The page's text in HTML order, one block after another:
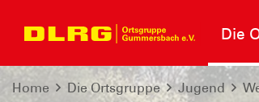
Die
Home Die Ortsgruppe Jugend